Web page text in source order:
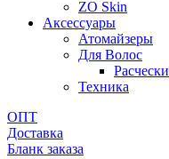
ZO Skin
Aксессуары
Атомайзеры
Для Волос
Расчески
Техника
ОПТ
Доставка
Бланк заказа